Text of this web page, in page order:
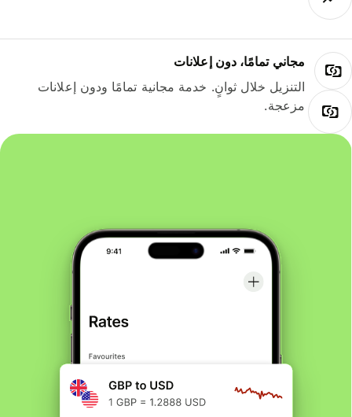
مجاني تمامًا، دون إعلانات
التنزيل خلال ثوانٍ. خدمة مجانية تمامًا ودون إعلانات
مزعجة.